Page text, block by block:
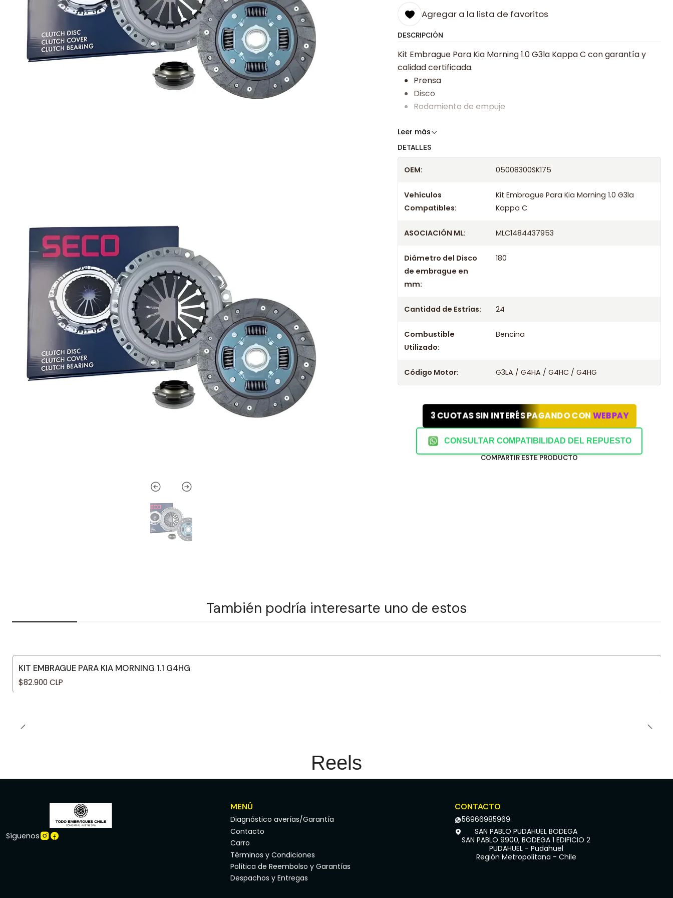
Agregar a la lista de favoritos
DESCRIPCIÓN
Kit Embrague Para Kia Morning 1.0 G3la Kappa C con garantía y
calidad certificada.
Prensa
Disco
Rodamiento de empuje
Somos especialistas en embragues desde 2019, ofreciendo precios
confirmación.
Leer más
DETALLES
OEM: 05008300SK175
Vehículos
Compatibles:
Kit Embrague Para Kia Morning 1.0 G3la
Kappa C
ASOCIACIÓN ML: MLC1484437953
Diámetro del Disco
de embrague en
mm:
180
Cantidad de Estrías: 24
Combustible
Utilizado:
Bencina
Código Motor: G3LA / G4HA / G4HC / G4HG
3 CUOTAS SIN INTERÉS PAGANDO CONWEBPAY
CONSULTAR COMPATIBILIDAD DEL REPUESTO
COMPARTIR ESTE PRODUCTO
También podría interesarte uno de estos
KIT EMBRAGUE PARA KIA MORNING 1.1 G4HG
$82.900 CLP
Reels
Síguenos
MENÚ
Diagnóstico averías/Garantía
Contacto
Carro
Términos y Condiciones
Política de Reembolso y Garantías
Despachos y Entregas
CONTACTO
56966985969
SAN PABLO PUDAHUEL BODEGA
SAN PABLO 9900, BODEGA 1 EDIFICIO 2
PUDAHUEL - Pudahuel
Región Metropolitana - Chile